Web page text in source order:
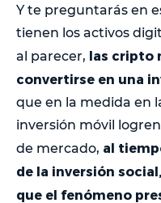
Y te preguntarás en
tienen los activos
al parecer, las cripto
convertirse en una
que en la medida en
inversión móvil
de mercado, al
de la inversión
que el fenómeno